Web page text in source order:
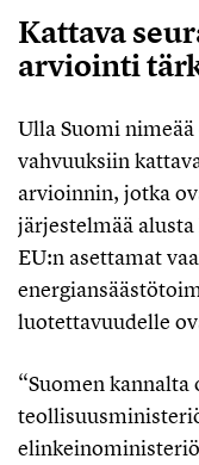
Kattava
arviointi
Ulla Suomi
vahvuuksiin
arvioinnin, jotka
järjestelmää
EU:n asettamat
luotettavuudelle
“Suomen